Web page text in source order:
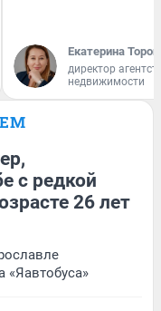
Екатерина
директор
недвижимости
с редкой
26 лет
«Яавтобуса»